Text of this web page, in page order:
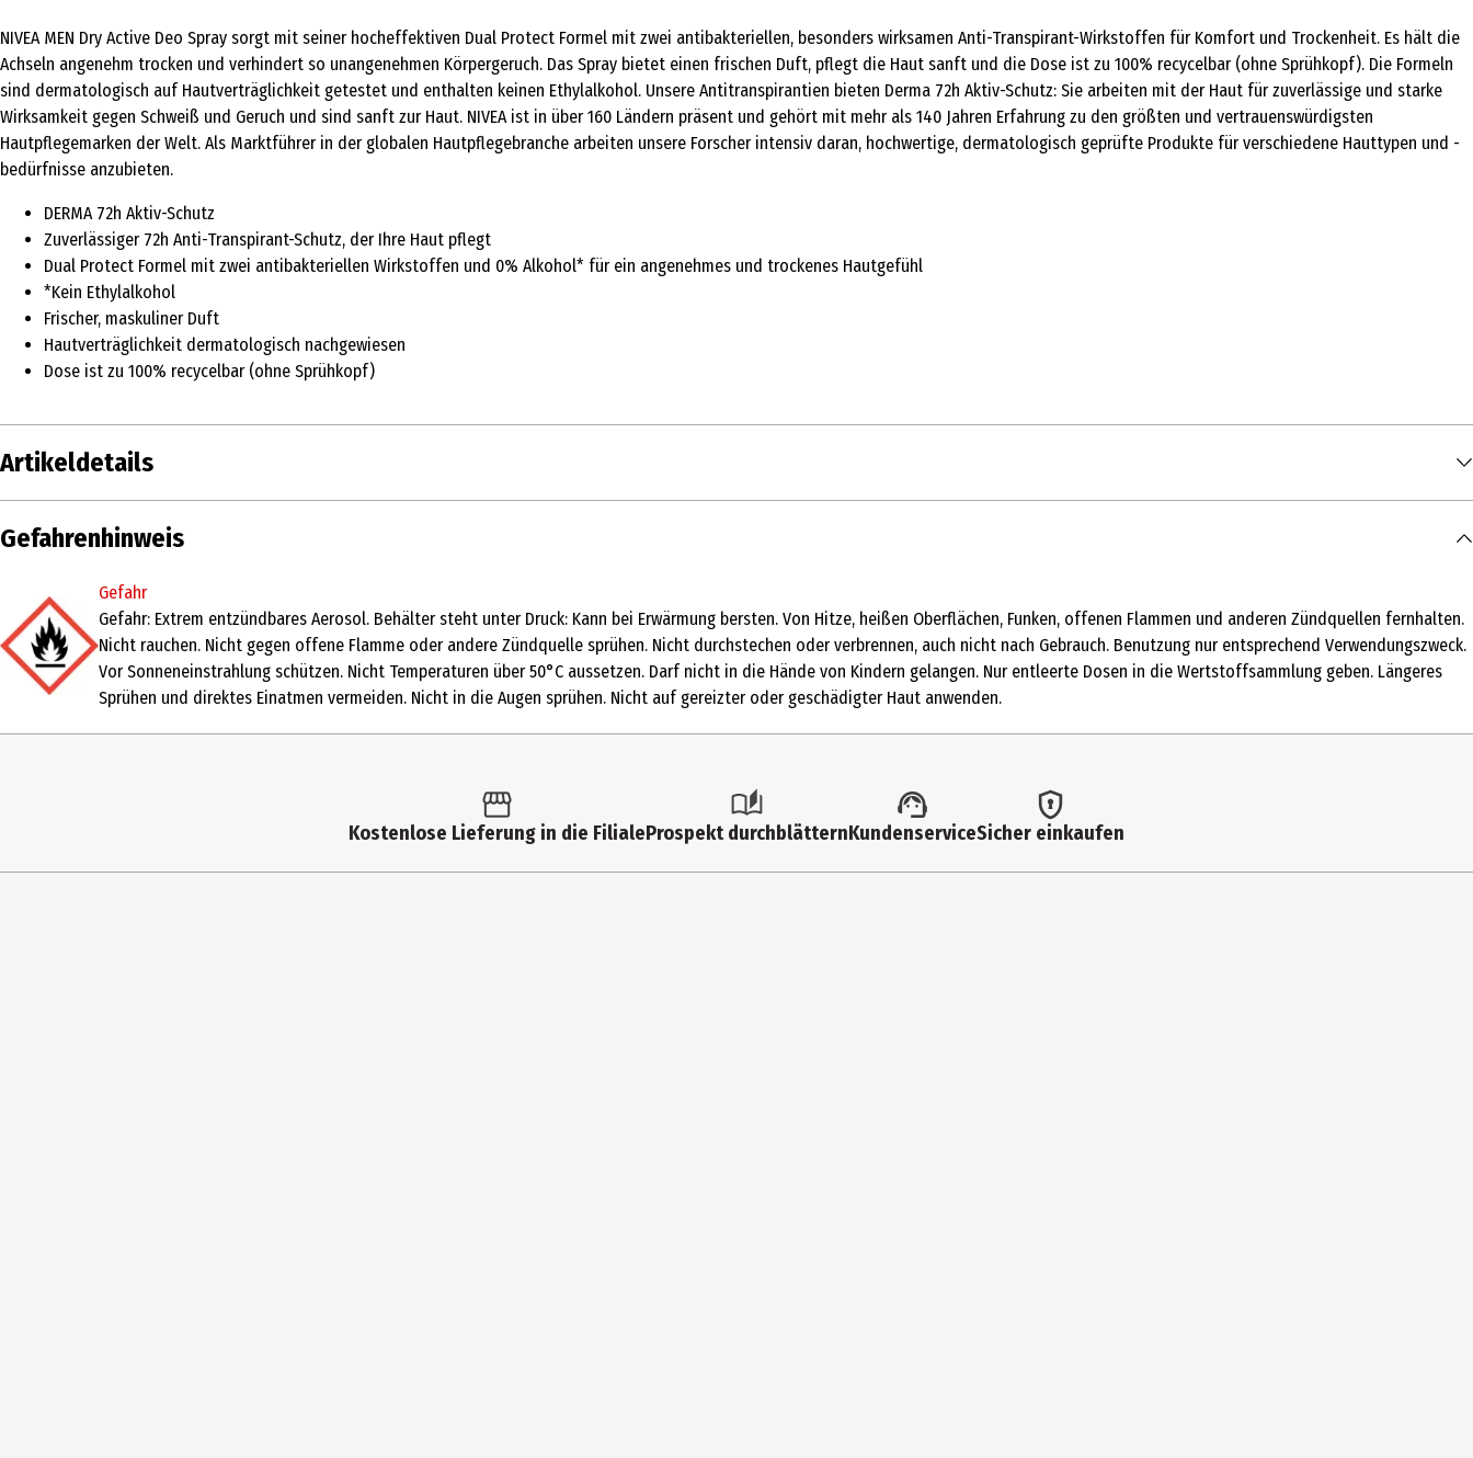
NIVEA MEN Dry Active Deo Spray sorgt mit seiner hocheffektiven Dual Protect Formel mit zwei antibakteriellen, besonders wirksamen Anti-Transpirant-Wirkstoffen für Komfort und Trockenheit. Es hält die
Achseln angenehm trocken und verhindert so unangenehmen Körpergeruch. Das Spray bietet einen frischen Duft, pflegt die Haut sanft und die Dose ist zu 100% recycelbar (ohne Sprühkopf). Die Formeln
sind dermatologisch auf Hautverträglichkeit getestet und enthalten keinen Ethylalkohol. Unsere Antitranspirantien bieten Derma 72h Aktiv-Schutz: Sie arbeiten mit der Haut für zuverlässige und starke
Wirksamkeit gegen Schweiß und Geruch und sind sanft zur Haut. NIVEA ist in über 160 Ländern präsent und gehört mit mehr als 140 Jahren Erfahrung zu den größten und vertrauenswürdigsten
Hautpflegemarken der Welt. Als Marktführer in der globalen Hautpflegebranche arbeiten unsere Forscher intensiv daran, hochwertige, dermatologisch geprüfte Produkte für verschiedene Hauttypen und -
bedürfnisse anzubieten.
DERMA 72h Aktiv-Schutz
Zuverlässiger 72h Anti-Transpirant-Schutz, der Ihre Haut pflegt
Dual Protect Formel mit zwei antibakteriellen Wirkstoffen und 0% Alkohol* für ein angenehmes und trockenes Hautgefühl
*Kein Ethylalkohol
Frischer, maskuliner Duft
Hautverträglichkeit dermatologisch nachgewiesen
Dose ist zu 100% recycelbar (ohne Sprühkopf)
Artikeldetails
Inhalt
Dermatologisch
getestet
Ja
Einsatzbereich Pflege
Hauttyp ALL_TYPES
Magnesium Aluminum Silicate, Octyldodecanol, Persea Gratissima Oil, Disteardimonium Hectorite, Propylene Carbonate, Tocopherol, Linalool
Das Deodorant am besten nach dem Duschen verwenden. Vor Gebrauch gut schütteln. Das Spray 15 cm von der Achselhöhle entfernt halten und sprühen. Lassen Sie das Produkt
vollständig trocknen, bevor Sie sich anziehen.
Gefahrenhinweis
Gefahr
Gefahr: Extrem entzündbares Aerosol. Behälter steht unter Druck: Kann bei Erwärmung bersten. Von Hitze, heißen Oberflächen, Funken, offenen Flammen und anderen Zündquellen fernhalten.
Nicht rauchen. Nicht gegen offene Flamme oder andere Zündquelle sprühen. Nicht durchstechen oder verbrennen, auch nicht nach Gebrauch. Benutzung nur entsprechend Verwendungszweck.
Vor Sonneneinstrahlung schützen. Nicht Temperaturen über 50°C aussetzen. Darf nicht in die Hände von Kindern gelangen. Nur entleerte Dosen in die Wertstoffsammlung geben. Längeres
Sprühen und direktes Einatmen vermeiden. Nicht in die Augen sprühen. Nicht auf gereizter oder geschädigter Haut anwenden.
Kostenlose Lieferung in die FilialeProspekt durchblätternKundenserviceSicher einkaufen